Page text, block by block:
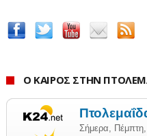
Ο ΚΑΙΡΟΣ ΣΤΗΝ